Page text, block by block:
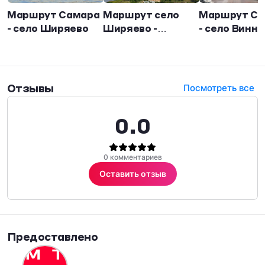
стационарного компьютера, находясь дома.
Аудиогид озвучил Михаил Перепелкин, известный
самарский краевед и телеведущий, доктор
Маршрут Самара
- село Ширяево
Маршрут село
Ширяево -
Маршрут
- село
Отзывы Посмотреть все
0.0
0 комментариев
Оставить отзыв
Предоставлено